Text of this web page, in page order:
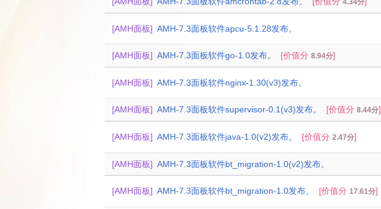
4.34分
[AMH面板] AMH-7.3面板软件apcu-5.1.28发布。
[AMH面板] AMH-7.3面板软件go-1.0发布。 [价值分 8.94分]
[AMH面板] AMH-7.3面板软件nginx-1.30(v3)发布。
[AMH面板] AMH-7.3面板软件supervisor-0.1(v3)发布。 [价值分 8.44分]
[AMH面板] AMH-7.3面板软件java-1.0(v2)发布。 [价值分 2.47分]
[AMH面板] AMH-7.3面板软件bt_migration-1.0(v2)发布。
[AMH面板] AMH-7.3面板软件bt_migration-1.0发布。 [价值分 17.61分]